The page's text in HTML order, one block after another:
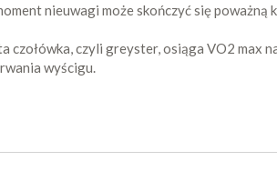
nieuwagi może skończyć się poważną
czołówka, czyli greyster, osiąga VO2 max
wyścigu.